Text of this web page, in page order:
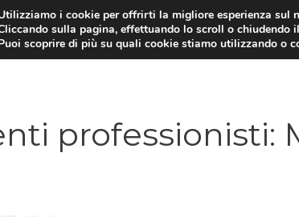
professionisti:
i cookie per offrirti la migliore esperienza sul
sulla pagina, effettuando lo scroll o chiudendo
scoprire di più su quali cookie stiamo utilizzando o